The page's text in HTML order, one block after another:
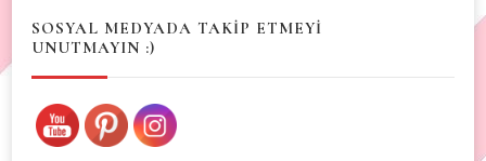
SOSYAL MEDYADA TAKİP ETMEYİ
UNUTMAYIN :)